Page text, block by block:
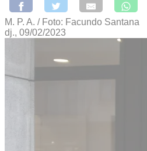
M. P. A. / Foto: Facundo Santana
dj., 09/02/2023